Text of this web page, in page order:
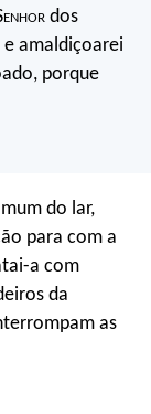
enhor dos
e amaldiçoarei
porque
do lar,
para com a
a com
da
as